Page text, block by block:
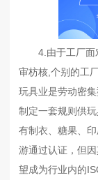
4.由于工厂面对
审枋核,个别的工
玩具业是劳动密
制定一套规则供
有制衣、糖果、
游通过认证，但
望成为行业内的